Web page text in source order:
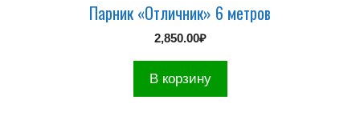
Парник «Отличник» 6 метров
2,850.00₽
В корзину